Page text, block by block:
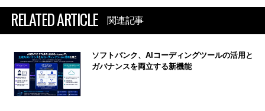
RELATED ARTICLE 関連記事
ソフトバンク、AIコーディングツールの活用と
ガバナンスを両立する新機能